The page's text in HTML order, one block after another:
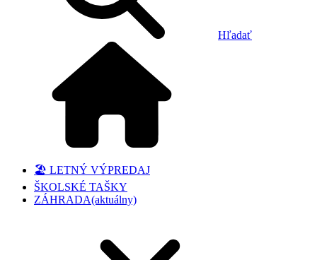
Hľadať
🏖️ LETNÝ VÝPREDAJ
ŠKOLSKÉ TAŠKY
ZÁHRADA(aktuálny)